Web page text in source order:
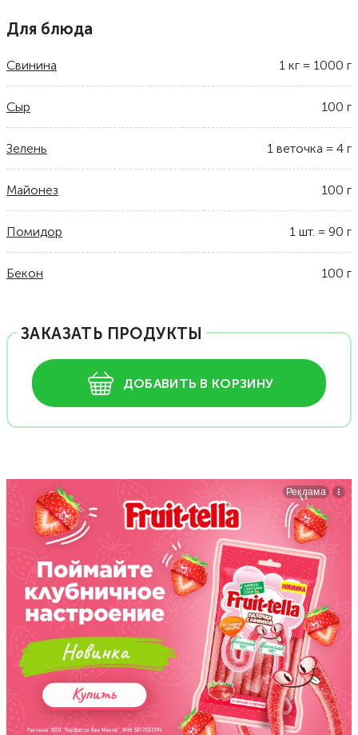
Для блюда
Свинина 1 кг = 1000 г
Сыр 100 г
Зелень 1 веточка = 4 г
Майонез 100 г
Помидор 1 шт. = 90 г
Бекон 100 г
ЗАКАЗАТЬ ПРОДУКТЫ
ДОБАВИТЬ В КОРЗИНУ